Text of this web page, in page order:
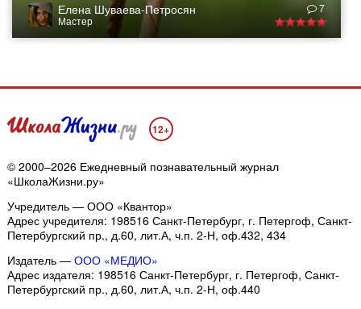
Елена Шуваева-Петросян
Мастер
7
12+
© 2000–2026 Ежедневный познавательный журнал
«ШколаЖизни.ру»
Учредитель — ООО «Квантор»
Адрес учредителя: 198516 Санкт-Петербург, г. Петергоф, Санкт-
Петербургский пр., д.60, лит.А, ч.п. 2-Н, оф.432, 434
Издатель — ООО «МЕДИО»
Адрес издателя: 198516 Санкт-Петербург, г. Петергоф, Санкт-
Петербургский пр., д.60, лит.А, ч.п. 2-Н, оф.440